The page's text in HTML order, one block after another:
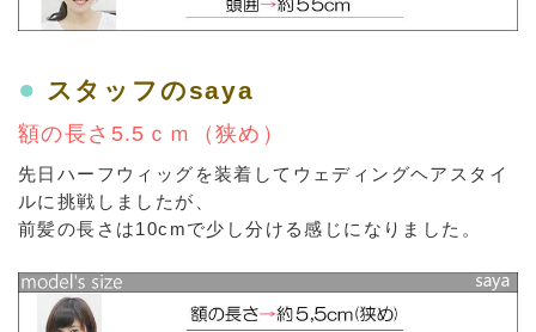
● スタッフのsaya
額の長さ5.5ｃｍ（狭め）
先日ハーフウィッグを装着してウェディングヘアスタイ
ルに挑戦しましたが、
前髪の長さは10cmで少し分ける感じになりました。